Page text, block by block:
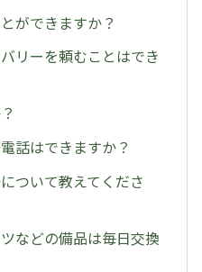
ができますか？
リーを頼むことはでき
話はできますか？
ついて教えてくださ
などの備品は毎日交換